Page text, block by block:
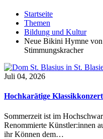
Startseite
Themen
Bildung und Kultur
Neue Bikini Hymne
Stimmungskracher
Juli 04, 2026
Hochkarätige
Sommerzeit ist im
Renommierte Künstler:innen
ihr Können dem…